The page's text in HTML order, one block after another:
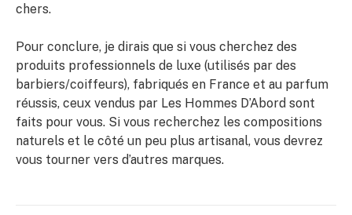
chers.
Pour conclure, je dirais que si vous cherchez des
produits professionnels de luxe (utilisés par des
barbiers/coiffeurs), fabriqués en France et au parfum
réussis, ceux vendus par Les Hommes D’Abord sont
faits pour vous. Si vous recherchez les compositions
naturels et le côté un peu plus artisanal, vous devrez
vous tourner vers d’autres marques.